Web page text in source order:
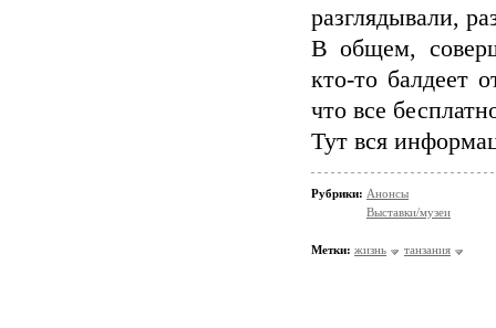
разглядывали,
В общем,
кто-то балдеет
что все
Тут вся
Рубрики: Анонсы
Выставки/музеи
Метки: жизнь танзания